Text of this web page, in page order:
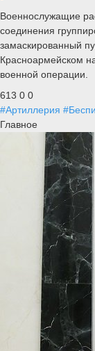
Военнослужащие
соединения
замаскированный
Красноармейском
военной операции.
613 0 0
#Артиллерия
Главное